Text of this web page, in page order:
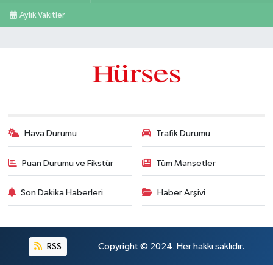
Aylık Vakitler
Hava Durumu Trafik Durumu
Puan Durumu ve Fikstür Tüm Manşetler
Son Dakika Haberleri Haber Arşivi
RSS Copyright © 2024. Her hakkı saklıdır.